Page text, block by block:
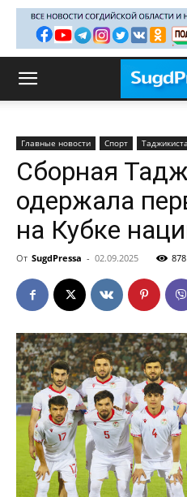
Главные новости Спорт
Сборная
одержала
на Кубке
От SugdPressa - 02.09.2025 878